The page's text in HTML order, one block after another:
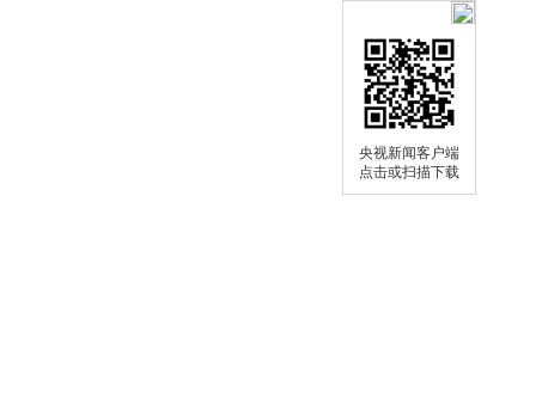
央视新闻客户端
点击或扫描下载